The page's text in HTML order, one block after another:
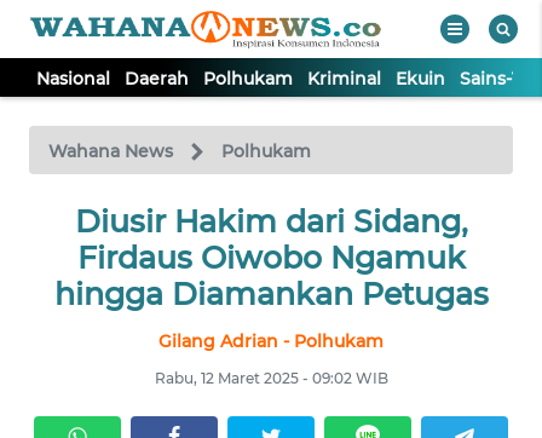
Nasional Daerah Polhukam Kriminal Ekuin Sains-
Wahana News Polhukam
Diusir Hakim dari Sidang,
Firdaus Oiwobo Ngamuk
hingga Diamankan Petugas
Gilang Adrian - Polhukam
Rabu, 12 Maret 2025 - 09:02 WIB
TV
Tutup
NASIONAL
DAERAH
KRIMINAL